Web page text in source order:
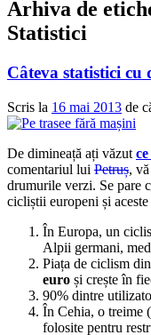
Arhiva de
Statistici
Câteva statistici
Scris la 16 mai 2013 de
De dimineață ați văzut
comentariul lui Petruș,
drumurile verzi. Se pare
cicliștii europeni și aceste
În Europa, un
Alpii germani,
Piața de ciclism
euro și crește în
90% dintre
În Cehia, o treime
folosite pentru